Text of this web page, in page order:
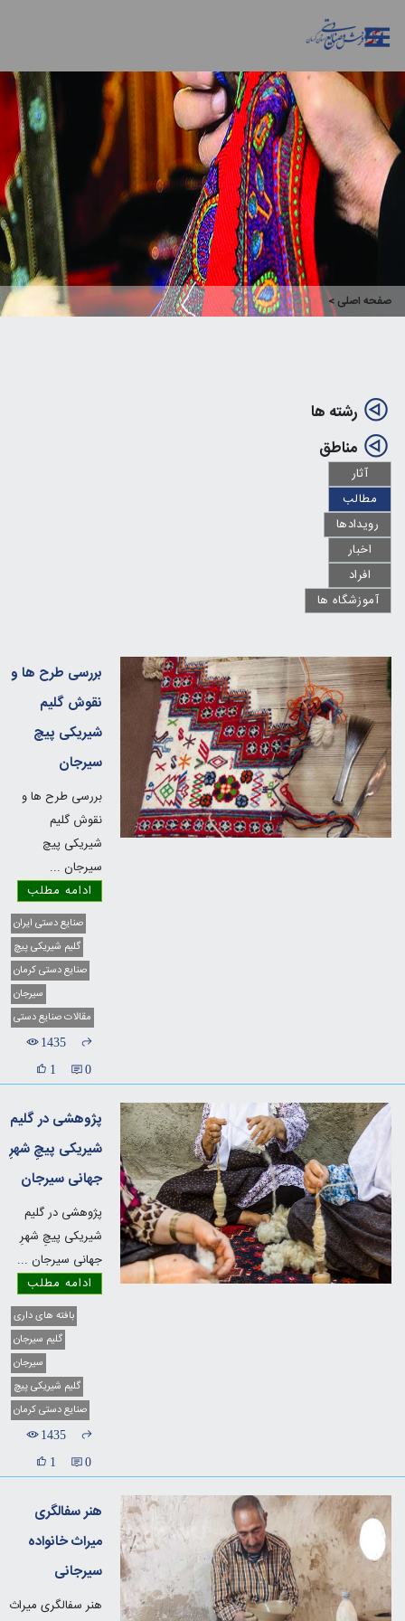
صفحه اصلی>
رشته ها
مناطق
آثار
مطالب
رویدادها
اخبار
افراد
آموزشگاه ها
بررسی طرح ها و
نقوش گلیم
شیریکی پیچ
سیرجان
بررسی طرح ها و
نقوش گلیم
شیریکی پیچ
سیرجان...
ادامه مطلب
صنایع دستی ایران
گلیم شیریکی پیچ
صنایع دستی کرمان
سیرجان
مقالات صنایع دستی
1435
پژوهشی در گلیم
شیریکی ‌پیچِ شهرِ
جهانی سیرجان
پژوهشی در گلیم
شیریکی ‌پیچِ شهرِ
جهانی سیرجان...
ادامه مطلب
بافته های داری
گلیم سیرجان
سیرجان
گلیم شیریکی پیچ
صنایع دستی کرمان
1435
هنر سفالگری
میراث خانواده
سیرجانی
هنر سفالگری میراث